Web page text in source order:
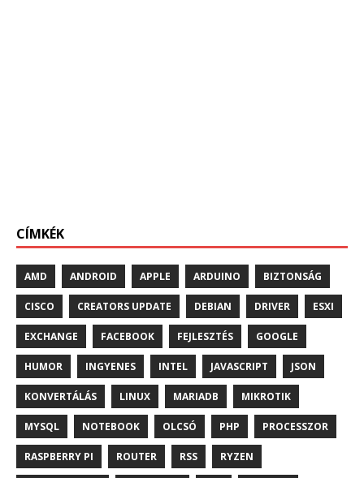
CÍMKÉK
AMD ANDROID APPLE ARDUINO BIZTONSÁG
CISCO CREATORS UPDATE DEBIAN DRIVER ESXI
EXCHANGE FACEBOOK FEJLESZTÉS GOOGLE
HUMOR INGYENES INTEL JAVASCRIPT JSON
KONVERTÁLÁS LINUX MARIADB MIKROTIK
MYSQL NOTEBOOK OLCSÓ PHP PROCESSZOR
RASPBERRY PI ROUTER RSS RYZEN